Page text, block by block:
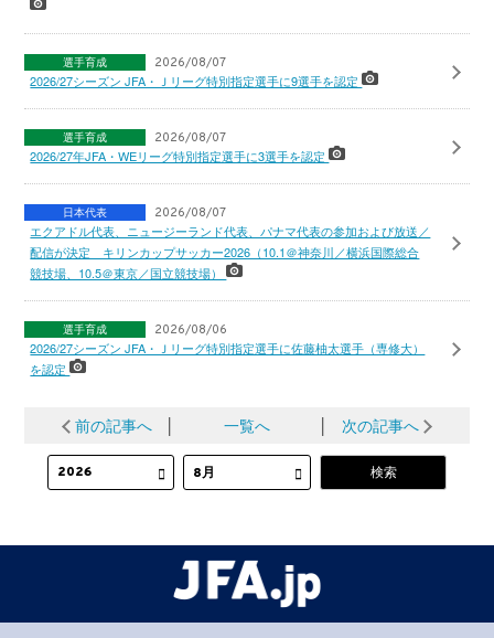
選手育成 2026/08/07
2026/27シーズン JFA・Ｊリーグ特別指定選手に9選手を認定
選手育成 2026/08/07
2026/27年JFA・WEリーグ特別指定選手に3選手を認定
日本代表 2026/08/07
エクアドル代表、ニュージーランド代表、パナマ代表の参加および放送／
配信が決定 キリンカップサッカー2026（10.1＠神奈川／横浜国際総合
競技場、10.5＠東京／国立競技場）
選手育成 2026/08/06
2026/27シーズン JFA・Ｊリーグ特別指定選手に佐藤柚太選手（専修大）
を認定
前の記事へ 一覧へ 次の記事へ